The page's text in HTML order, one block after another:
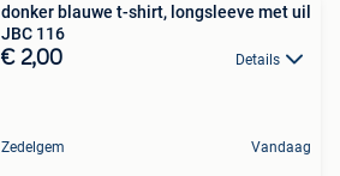
donker blauwe t-shirt, longsleeve met uil
JBC 116
€ 2,00 Details
Zedelgem Vandaag